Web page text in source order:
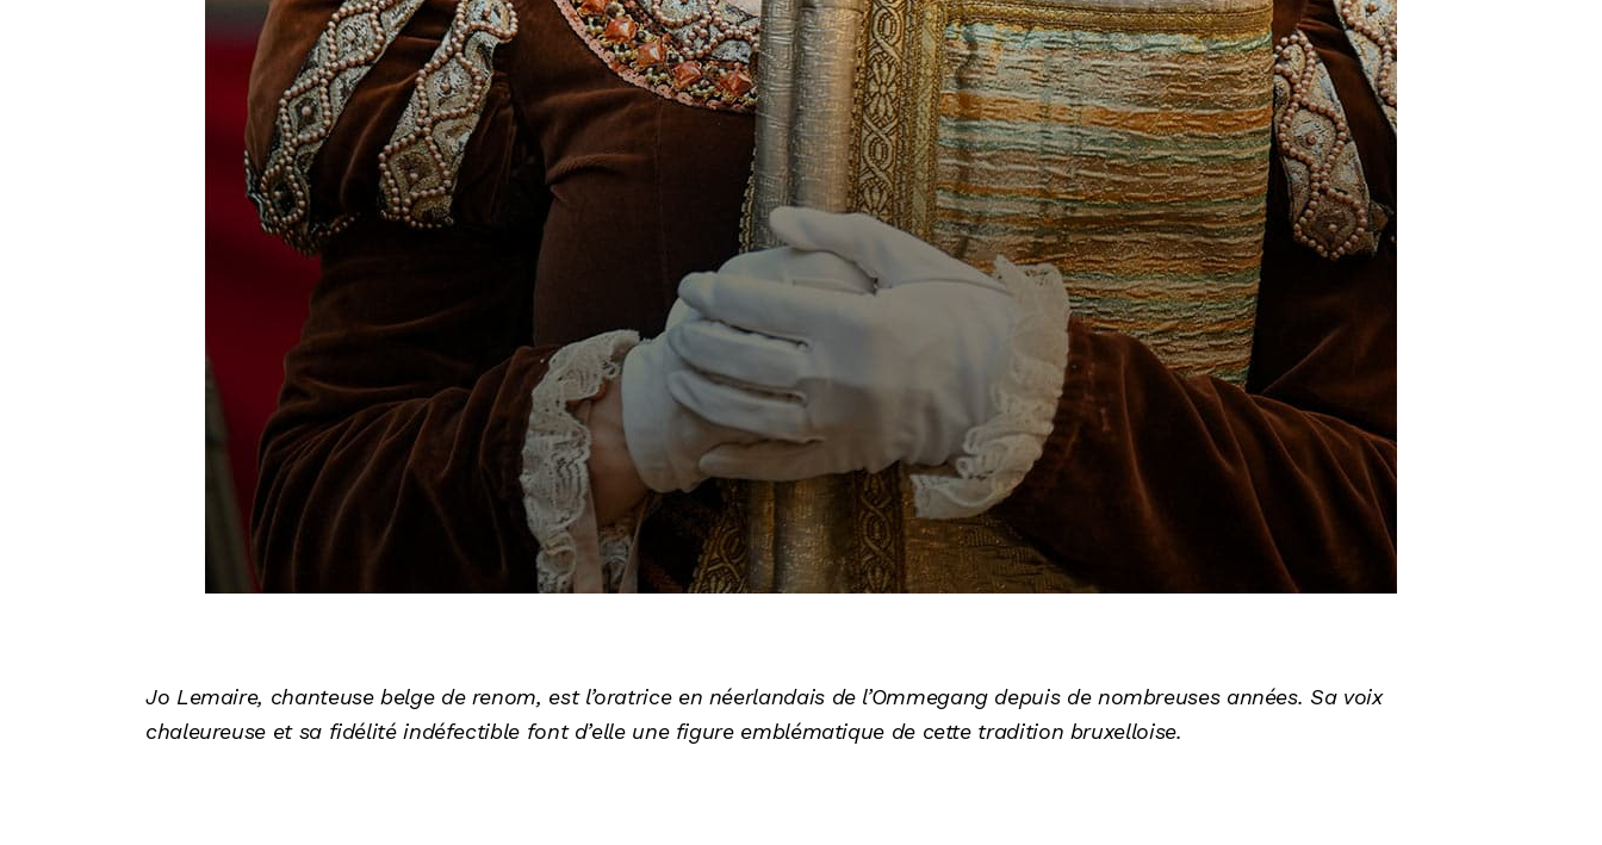
Jo Lemaire, chanteuse belge de renom, est l’oratrice en néerlandais de l’Ommegang depuis de nombreuses années. Sa voix
chaleureuse et sa fidélité indéfectible font d’elle une figure emblématique de cette tradition bruxelloise.